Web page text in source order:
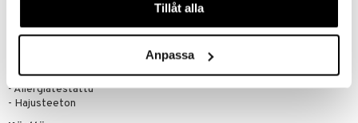
Tillåt alla
Anpassa
- Ei keräänny juonteisiin
- Ei sotkeudu
- Allergiatestattu
- Hajusteeton